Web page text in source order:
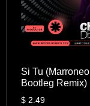
Si Tu (Marroneo
Bootleg Remix)
$2.49